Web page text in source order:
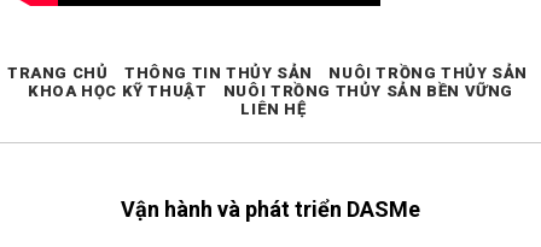
Vận hành và phát triển DASMe
TRANG CHỦ THÔNG TIN THỦY SẢN
NUÔI TRỒNG THỦY SẢN
KHOA HỌC KỸ THUẬT
NUÔI TRỒNG THỦY SẢN BỀN VỮNG
LIÊN HỆ